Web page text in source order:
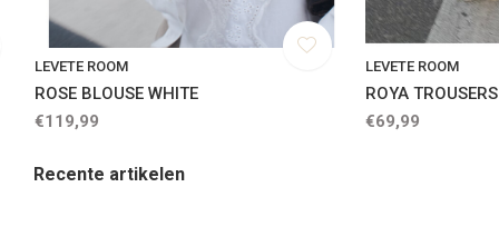
LEVETE ROOM
ROSE BLOUSE WHITE
€119,99
LEVETE ROOM
ROYA
€69,99
Recente artikelen